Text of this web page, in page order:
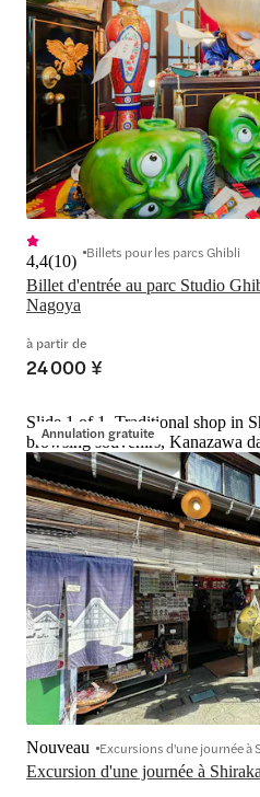
Billet d'entrée au parc Studio
Nagoya
4,4(10) Billets pour les parcs Ghibli
à partir de
24 000 ¥
Annulation gratuite
Slide 1 of 1, Traditional shop in
browsing souvenirs, Kanazawa
Excursion d'une journée à
Nouveau Excursions d'une journée à